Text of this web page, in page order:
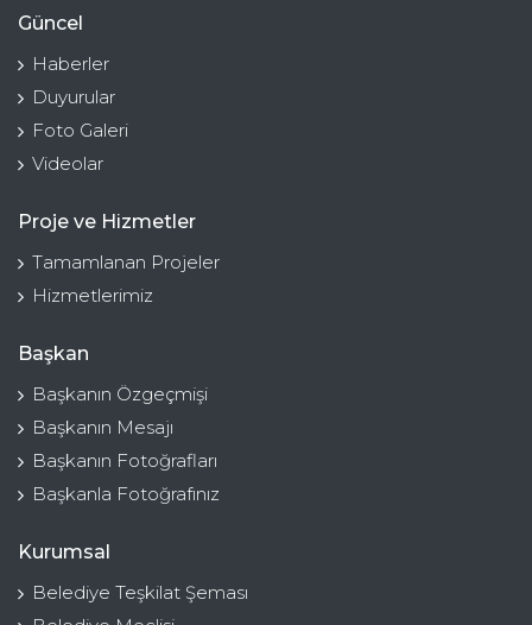
Güncel
Haberler
Duyurular
Foto Galeri
Videolar
Proje ve Hizmetler
Tamamlanan Projeler
Hizmetlerimiz
Başkan
Başkanın Özgeçmişi
Başkanın Mesajı
Başkanın Fotoğrafları
Başkanla Fotoğrafınız
Kurumsal
Belediye Teşkilat Şeması